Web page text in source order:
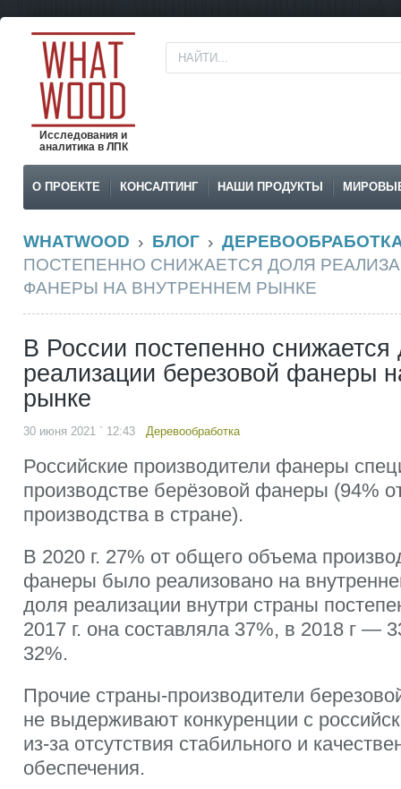
Исследования и
аналитика в ЛПК
О ПРОЕКТЕ КОНСАЛТИНГ НАШИ ПРОДУКТЫ
WHATWOOD БЛОГ
ПОСТЕПЕННО СНИЖАЕТСЯ ДОЛЯ
ФАНЕРЫ НА ВНУТРЕННЕМ РЫНКЕ
В России постепенно снижается
реализации березовой фанеры
рынке
30 июня 2021 ` 12:43 Деревообработка
Российские производители фанеры
производстве берёзовой фанеры (94%
производства в стране).
В 2020 г. 27% от общего объема
фанеры было реализовано на
доля реализации внутри страны
2017 г. она составляла 37%, в 2018 г —
32%.
Прочие страны-производители
не выдерживают конкуренции с
из-за отсутствия стабильного и
обеспечения.